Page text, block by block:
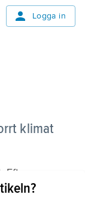
Logga in
klimat
mellan